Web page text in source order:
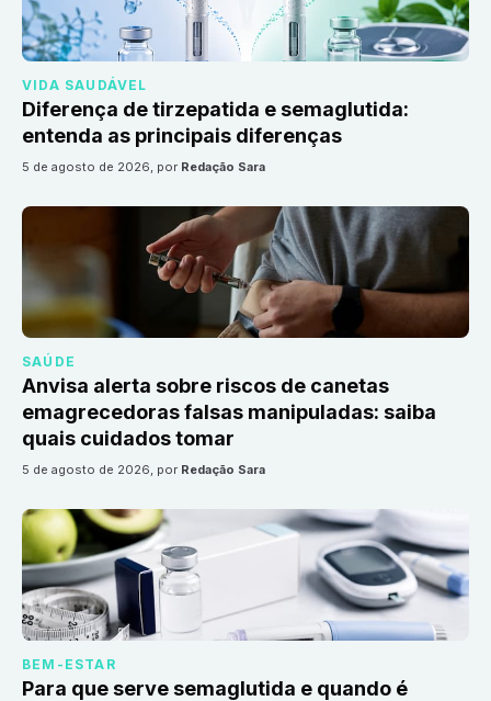
VIDA SAUDÁVEL
Diferença de tirzepatida e semaglutida:
entenda as principais diferenças
5 de agosto de 2026, por Redação Sara
SAÚDE
Anvisa alerta sobre riscos de canetas
emagrecedoras falsas manipuladas: saiba
quais cuidados tomar
5 de agosto de 2026, por Redação Sara
BEM-ESTAR
Para que serve semaglutida e quando é